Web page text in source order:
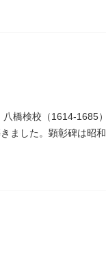
橋検校（1614-1685
した。顕彰碑は昭